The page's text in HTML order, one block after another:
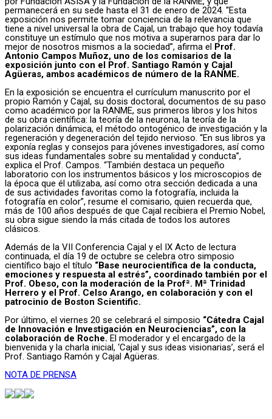
permanecerá en su sede hasta el 31 de enero de 2024. “Esta
exposición nos permite tomar conciencia de la relevancia que
tiene a nivel universal la obra de Cajal, un trabajo que hoy todavía
constituye un estímulo que nos motiva a superarnos para dar lo
mejor de nosotros mismos a la sociedad”, afirma el Prof.
Antonio Campos Muñoz, uno de los comisarios de la
exposición junto con el Prof. Santiago Ramón y Cajal
Agüeras, ambos académicos de número de la RANME.
En la exposición se encuentra el currículum manuscrito por el
propio Ramón y Cajal, su dosis doctoral, documentos de su paso
como académico por la RANME, sus primeros libros y los hitos
de su obra científica: la teoría de la neurona, la teoría de la
polarización dinámica, el método ontogénico de investigación y la
regeneración y degeneración del tejido nervioso. “En sus libros ya
exponía reglas y consejos para jóvenes investigadores, así como
sus ideas fundamentales sobre su mentalidad y conducta”,
explica el Prof. Campos. “También destaca un pequeño
laboratorio con los instrumentos básicos y los microscopios de
la época que él utilizaba, así como otra sección dedicada a una
de sus actividades favoritas como la fotografía, incluida la
fotografía en color”, resume el comisario, quien recuerda que,
más de 100 años después de que Cajal recibiera el Premio Nobel,
su obra sigue siendo la más citada de todos los autores
clásicos.
Además de la VII Conferencia Cajal y el IX Acto de lectura
continuada, el día 19 de octubre se celebra otro simposio
científico bajo el título “Base neurocientífica de la conducta,
emociones y respuesta al estrés”, coordinado también por el
Prof. Obeso, con la moderación de la Profª. Mª Trinidad
Herrero y el Prof. Celso Arango, en colaboración y con el
patrocinio de Boston Scientific.
Por último, el viernes 20 se celebrará el simposio “Cátedra Cajal
de Innovación e Investigación en Neurociencias”, con la
colaboración de Roche. El moderador y el encargado de la
bienvenida y la charla inicial, ‘Cajal y sus ideas visionarias’, será el
Prof. Santiago Ramón y Cajal Agüeras.
NOTA DE PRENSA